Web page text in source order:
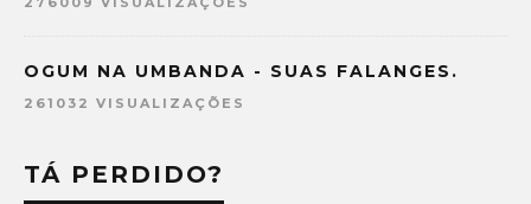
OGUM NA UMBANDA - SUAS FALANGES.
261032 VISUALIZAÇÕES
TÁ PERDIDO?